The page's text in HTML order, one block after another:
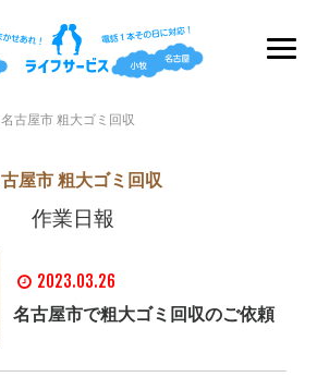
屋市 粗大ゴミ回収
屋市 粗大ゴミ回収
作業日報
2023.03.26
名古屋市で粗大ゴミ回収のご依頼